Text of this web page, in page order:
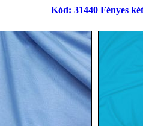
Kód: 31440 Fényes